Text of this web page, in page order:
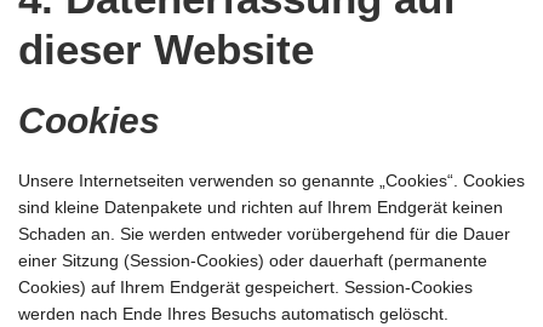
dieser Website
Cookies
Unsere Internetseiten verwenden so genannte „Cookies“. Cookies
sind kleine Datenpakete und richten auf Ihrem Endgerät keinen
Schaden an. Sie werden entweder vorübergehend für die Dauer
einer Sitzung (Session-Cookies) oder dauerhaft (permanente
Cookies) auf Ihrem Endgerät gespeichert. Session-Cookies
werden nach Ende Ihres Besuchs automatisch gelöscht.